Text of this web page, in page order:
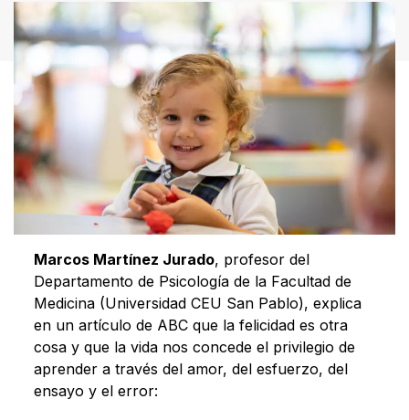
Marcos Martínez Jurado, profesor del
Departamento de Psicología de la Facultad de
Medicina (Universidad CEU San Pablo), explica
en un artículo de ABC que la felicidad es otra
cosa y que la vida nos concede el privilegio de
aprender a través del amor, del esfuerzo, del
ensayo y el error: